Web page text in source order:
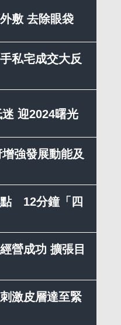
敷 去除眼袋
私宅成交大反
迎2024曙光
強發展動能及
點 12分鐘「四
營成功 擴張目
激皮層達至緊